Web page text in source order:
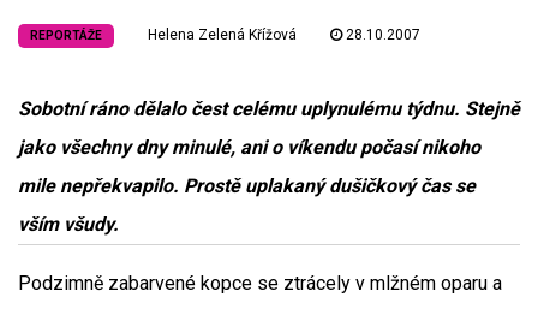
REPORTÁŽE Helena Zelená Křížová 28.10.2007
Sobotní ráno dělalo čest celému uplynulému týdnu. Stejně
jako všechny dny minulé, ani o víkendu počasí nikoho
mile nepřekvapilo. Prostě uplakaný dušičkový čas se
vším všudy.
Podzimně zabarvené kopce se ztrácely v mlžném oparu a